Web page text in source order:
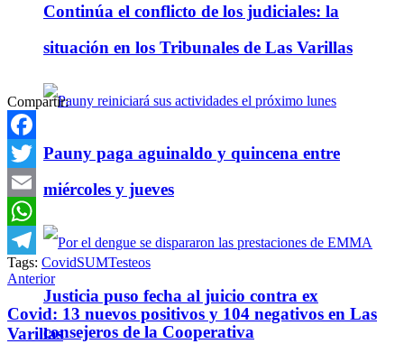
Continúa el conflicto de los judiciales: la
situación en los Tribunales de Las Varillas
Pauny paga aguinaldo y quincena entre
miércoles y jueves
Justicia puso fecha al juicio contra ex
consejeros de la Cooperativa
Compartir:
Facebook
Twitter
Email
WhatsApp
Telegram
Tags: CovidSUMTesteos
Anterior
Covid: 13 nuevos positivos y 104 negativos en Las
Varillas